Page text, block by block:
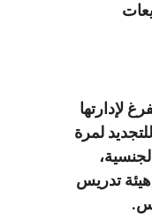
لإدارتها
لمرة
تدريس